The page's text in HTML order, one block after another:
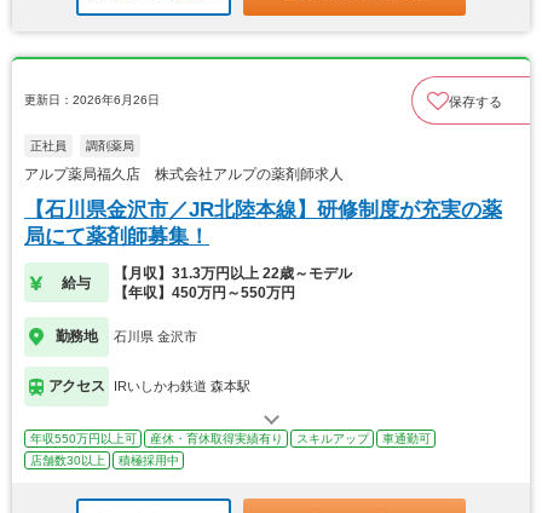
更新日：2026年6月26日 保存する
正社員 調剤薬局
アルプ薬局福久店 株式会社アルプの薬剤師求人
【石川県金沢市／JR北陸本線】研修制度が充実の薬
局にて薬剤師募集！
給与
【月収】31.3万円以上 22歳～モデル
【年収】450万円～550万円
勤務地 石川県 金沢市
アクセス IRいしかわ鉄道 森本駅
年収550万円以上可 産休・育休取得実績有り スキルアップ
車通勤可
店舗数30以上
積極採用中